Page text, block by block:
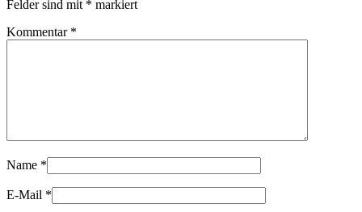
Felder sind mit * markiert
Kommentar *
Name *
E-Mail *